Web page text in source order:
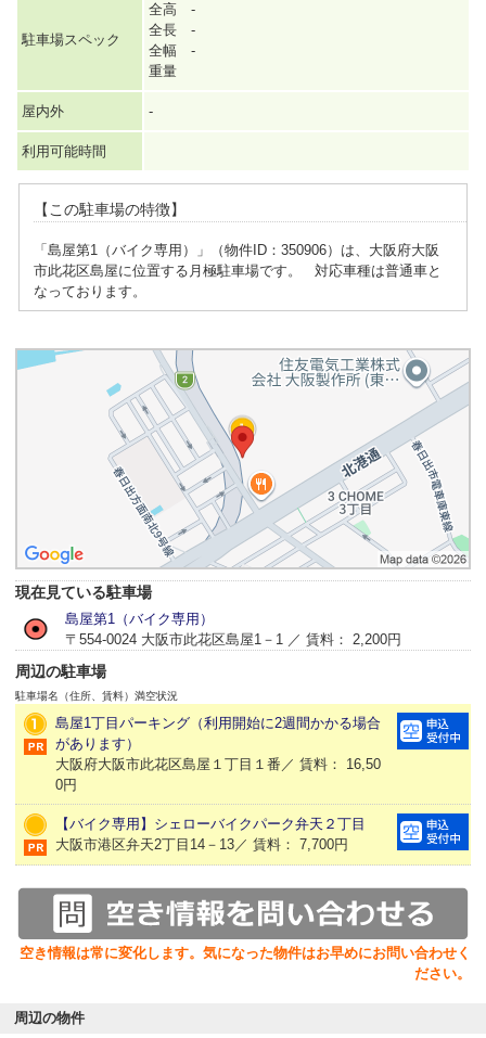
駐車場スペック
全高 -
全長 -
全幅 -
重量
屋内外 -
利用可能時間
【この駐車場の特徴】
「島屋第1（バイク専用）」（物件ID：350906）は、大阪府大阪
市此花区島屋に位置する月極駐車場です。 対応車種は普通車と
なっております。
現在見ている駐車場
島屋第1（バイク専用）
〒554-0024 大阪市此花区島屋1－1 ／ 賃料： 2,200円
周辺の駐車場
駐車場名（住所、賃料） 満空状況
島屋1丁目パーキング（利用開始に2週間かかる場合
があります）
大阪府大阪市此花区島屋１丁目１番／ 賃料： 16,50
0円
【バイク専用】シェローバイクパーク弁天２丁目
大阪市港区弁天2丁目14－13／ 賃料： 7,700円
空き情報は常に変化します。気になった物件はお早めにお問い合わせく
ださい。
周辺の物件